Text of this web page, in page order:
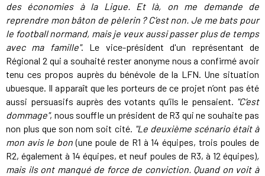
des économies à la Ligue. Et là, on me demande de
reprendre mon bâton de pèlerin ? C’est non. Je me bats pour
le football normand, mais je veux aussi passer plus de temps
avec ma famille". Le vice-président d'un représentant de
Régional 2 qui a souhaité rester anonyme nous a confirmé avoir
tenu ces propos auprès du bénévole de la LFN. Une situation
ubuesque. Il apparaît que les porteurs de ce projet n’ont pas été
aussi persuasifs auprès des votants qu’ils le pensaient. "C’est
dommage", nous souffle un président de R3 qui ne souhaite pas
non plus que son nom soit cité. "Le deuxième scénario était à
mon avis le bon(une poule de R1 à 14 équipes, trois poules de
R2, également à 14 équipes, et neuf poules de R3, à 12 équipes),
mais ils ont manqué de force de conviction. Quand on voit à